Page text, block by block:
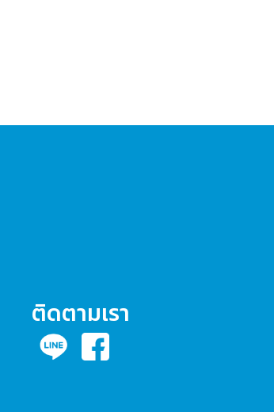
ติดตามเรา